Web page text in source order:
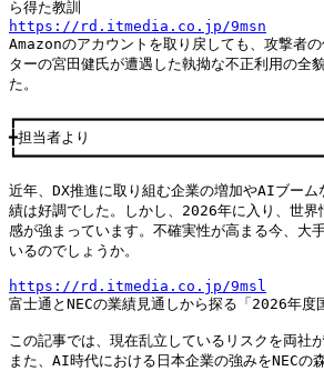
https://rd.itmedia.co.jp/9msn
Amazonのアカウントを取り戻しても、攻撃者
ターの宮田健氏が遭遇した執拗な不正利用の全
た。
╋担当者より
近年、DX推進に取り組む企業の増加やAIブー
績は好調でした。しかし、2026年に入り、世
感が強まっています。不確実性が高まる今、大
いるのでしょうか。
https://rd.itmedia.co.jp/9msl
富士通とNECの業績見通しから探る「2026年度
この記事では、現在乱立しているリスクを両社
また、AI時代における日本企業の強みをNECの